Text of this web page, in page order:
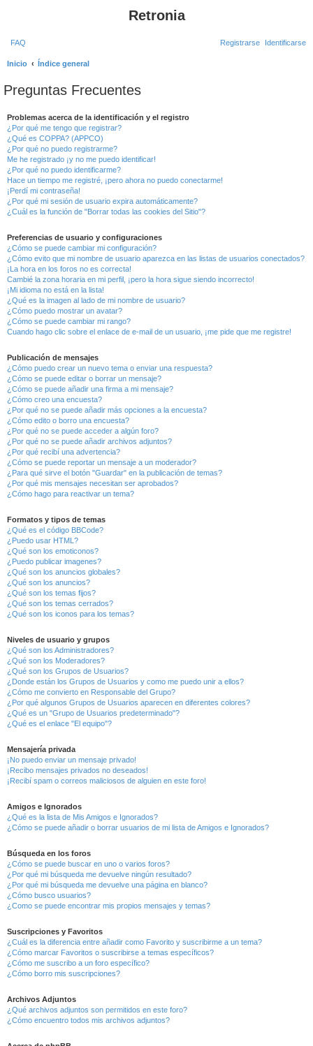
Retronia
FAQ Identificarse
Registrarse
Inicio Índice general
Preguntas Frecuentes
Problemas acerca de la identificación y el registro
¿Por qué me tengo que registrar?
¿Qué es COPPA? (APPCO)
¿Por qué no puedo registrarme?
Me he registrado ¡y no me puedo identificar!
¿Por qué no puedo identificarme?
Hace un tiempo me registré, ¡pero ahora no puedo conectarme!
¡Perdí mi contraseña!
¿Por qué mi sesión de usuario expira automáticamente?
¿Cuál es la función de "Borrar todas las cookies del Sitio"?
Preferencias de usuario y configuraciones
¿Cómo se puede cambiar mi configuración?
¿Cómo evito que mi nombre de usuario aparezca en las listas de usuarios conectados?
¡La hora en los foros no es correcta!
Cambié la zona horaria en mi perfil, ¡pero la hora sigue siendo incorrecto!
¡Mi idioma no está en la lista!
¿Qué es la imagen al lado de mi nombre de usuario?
¿Cómo puedo mostrar un avatar?
¿Cómo se puede cambiar mi rango?
Cuando hago clic sobre el enlace de e-mail de un usuario, ¡me pide que me registre!
Publicación de mensajes
¿Cómo puedo crear un nuevo tema o enviar una respuesta?
¿Cómo se puede editar o borrar un mensaje?
¿Cómo se puede añadir una firma a mi mensaje?
¿Cómo creo una encuesta?
¿Por qué no se puede añadir más opciones a la encuesta?
¿Cómo edito o borro una encuesta?
¿Por qué no se puede acceder a algún foro?
¿Por qué no se puede añadir archivos adjuntos?
¿Por qué recibí una advertencia?
¿Cómo se puede reportar un mensaje a un moderador?
¿Para qué sirve el botón "Guardar" en la publicación de temas?
¿Por qué mis mensajes necesitan ser aprobados?
¿Cómo hago para reactivar un tema?
Formatos y tipos de temas
¿Qué es el código BBCode?
¿Puedo usar HTML?
¿Qué son los emoticonos?
¿Puedo publicar imagenes?
¿Qué son los anuncios globales?
¿Qué son los anuncios?
¿Qué son los temas fijos?
¿Qué son los temas cerrados?
¿Qué son los iconos para los temas?
Niveles de usuario y grupos
¿Qué son los Administradores?
¿Qué son los Moderadores?
¿Qué son los Grupos de Usuarios?
¿Donde están los Grupos de Usuarios y como me puedo unir a ellos?
¿Cómo me convierto en Responsable del Grupo?
¿Por qué algunos Grupos de Usuarios aparecen en diferentes colores?
¿Qué es un "Grupo de Usuarios predeterminado"?
¿Qué es el enlace "El equipo"?
Mensajería privada
¡No puedo enviar un mensaje privado!
¡Recibo mensajes privados no deseados!
¡Recibí spam o correos maliciosos de alguien en este foro!
Amigos e Ignorados
¿Qué es la lista de Mis Amigos e Ignorados?
¿Cómo se puede añadir o borrar usuarios de mi lista de Amigos e Ignorados?
Búsqueda en los foros
¿Cómo se puede buscar en uno o varios foros?
¿Por qué mi búsqueda me devuelve ningún resultado?
¿Por qué mi búsqueda me devuelve una página en blanco?
¿Cómo busco usuarios?
¿Como se puede encontrar mis propios mensajes y temas?
Suscripciones y Favoritos
¿Cuál es la diferencia entre añadir como Favorito y suscribirme a un tema?
¿Cómo marcar Favoritos o suscribirse a temas específicos?
¿Cómo me suscribo a un foro específico?
¿Cómo borro mis suscripciones?
Archivos Adjuntos
¿Qué archivos adjuntos son permitidos en este foro?
¿Cómo encuentro todos mis archivos adjuntos?